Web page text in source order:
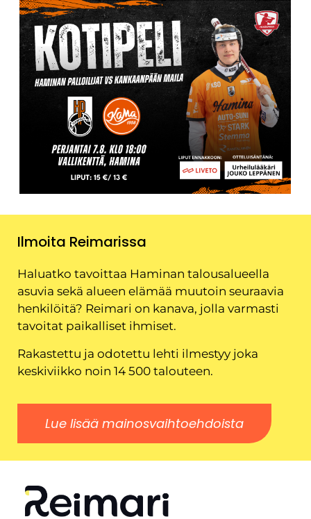
Ilmoita Reimarissa
Haluatko tavoittaa Haminan talousalueella
asuvia sekä alueen elämää muutoin seuraavia
henkilöitä? Reimari on kanava, jolla varmasti
tavoitat paikalliset ihmiset.
Rakastettu ja odotettu lehti ilmestyy joka
keskiviikko noin 14 500 talouteen.
Lue lisää mainosvaihtoehdoista